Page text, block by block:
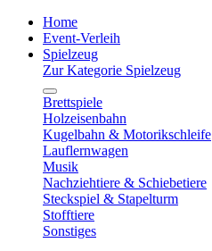
Home
Event-Verleih
Spielzeug
Zur Kategorie Spielzeug
Brettspiele
Holzeisenbahn
Kugelbahn & Motorikschleife
Lauflernwagen
Musik
Nachziehtiere & Schiebetiere
Steckspiel & Stapelturm
Stofftiere
Sonstiges